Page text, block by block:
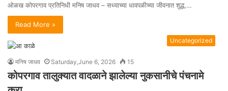
ओळख कोपरगाव प्रतिनिधी मनिष जाधव – सध्याच्या धावपळीच्या जीवनात शुद्ध,…
Read More »
Uncategorized
मनिष जाधव Saturday,June 6, 2026 15
कोपरगाव तालुक्यात वादळाने झालेल्या नुकसानीचे पंचनामे